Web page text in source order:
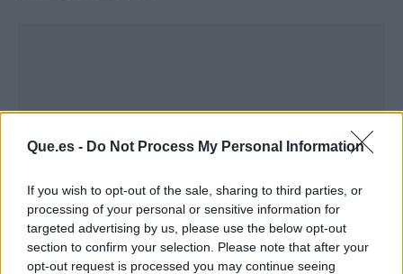
Que.es - Do Not Process My Personal Information
If you wish to opt-out of the sale, sharing to third parties, or
processing of your personal or sensitive information for
targeted advertising by us, please use the below opt-out
section to confirm your selection. Please note that after your
opt-out request is processed you may continue seeing